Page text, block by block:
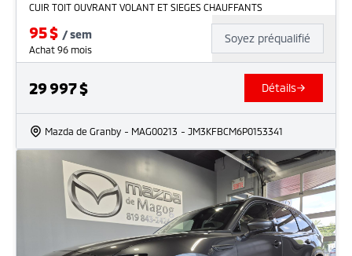
CUIR TOIT OUVRANT VOLANT ET SIEGES CHAUFFANTS
95$ /sem
Achat 96 mois
Soyez préqualifié
29 997$ Détails
Mazda de Granby - MAG00213 - JM3KFBCM6P0153341